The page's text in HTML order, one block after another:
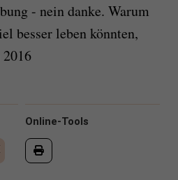
- nein danke. Warum
besser leben könnten,
Online-Tools